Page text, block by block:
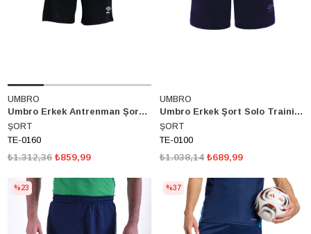
UMBRO
Umbro Erkek Antrenman Şort Diamond Training Shorts Te-0160
ŞORT
TE-0160
₺859,99
₺1.312,36
UMBRO
Umbro Erkek Şort Solo Training Short Te-0100
ŞORT
TE-0100
₺689,99
₺1.038,14
%23 %37